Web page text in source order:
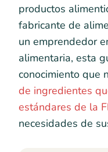
productos
fabricante de
un emprendedor
alimentaria, esta
conocimiento que
de ingredientes
estándares de la
necesidades de